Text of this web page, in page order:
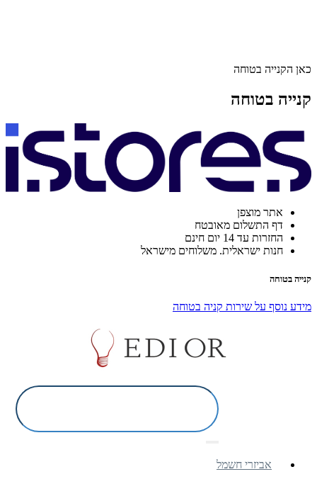
כאן הקנייה בטוחה
קנייה בטוחה
אתר מוצפן
דף התשלום מאובטח
החזרות עד 14 יום חינם
חנות ישראלית. משלוחים מישראל
קנייה בטוחה
מידע נוסף על שירות קניה בטוחה
אביזרי חשמל